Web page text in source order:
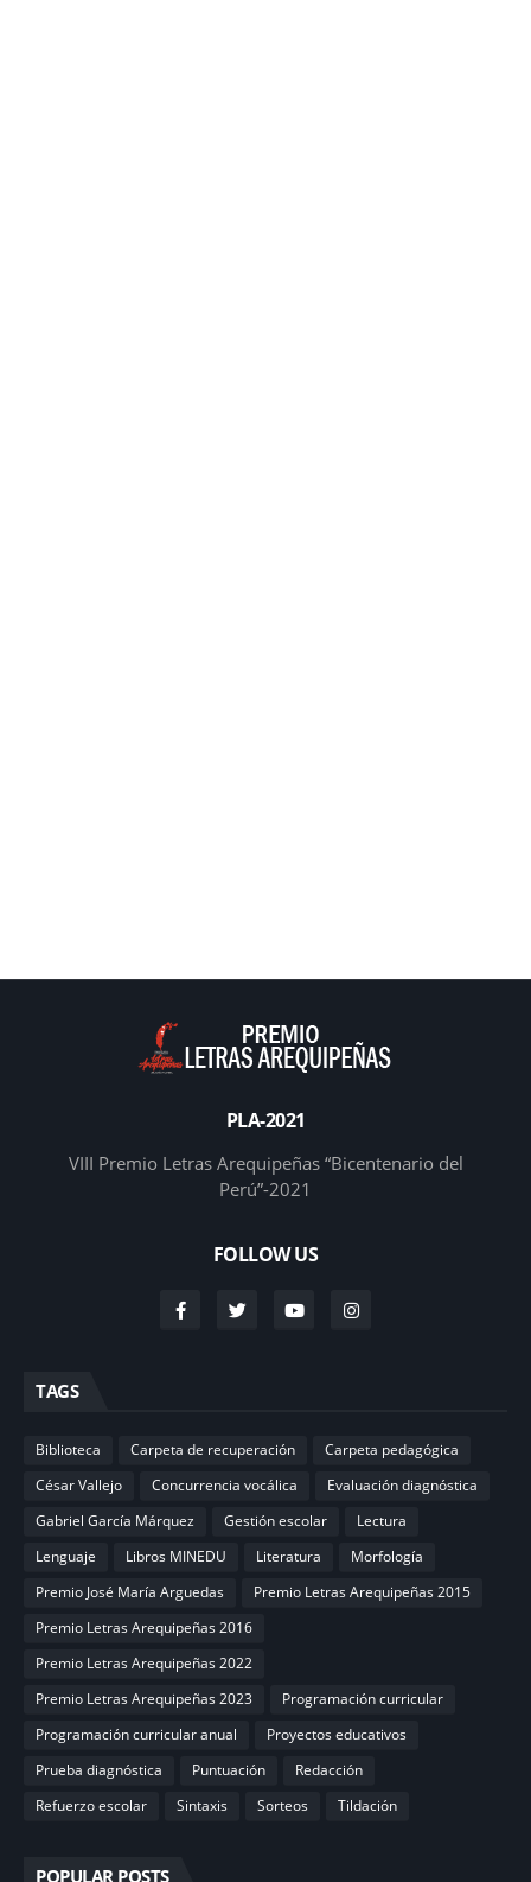
PLA-2021
VIII Premio Letras Arequipeñas “Bicentenario del
Perú”-2021
FOLLOW US
TAGS
Biblioteca Carpeta de recuperación
Carpeta pedagógica
César Vallejo
Concurrencia vocálica
Evaluación diagnóstica
Gabriel García Márquez
Gestión escolar
Lectura
Lenguaje
Libros MINEDU Literatura
Morfología
Premio José María Arguedas
Premio Letras Arequipeñas 2015
Premio Letras Arequipeñas 2016
Premio Letras Arequipeñas 2022
Premio Letras Arequipeñas 2023
Programación curricular
Programación curricular anual
Proyectos educativos
Prueba diagnóstica
Puntuación
Redacción
Refuerzo escolar
Sintaxis Sorteos Tildación
POPULAR POSTS